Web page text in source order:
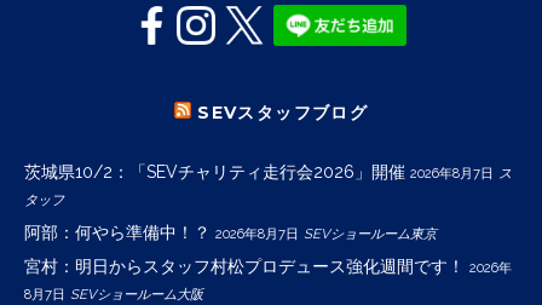
SEVスタッフブログ
茨城県10/2：「SEVチャリティ走行会2026」開催 2026年8月7日 ス
タッフ
阿部：何やら準備中！？ 2026年8月7日 SEVショールーム東京
宮村：明日からスタッフ村松プロデュース強化週間です！
2026年
8月7日 SEVショールーム大阪